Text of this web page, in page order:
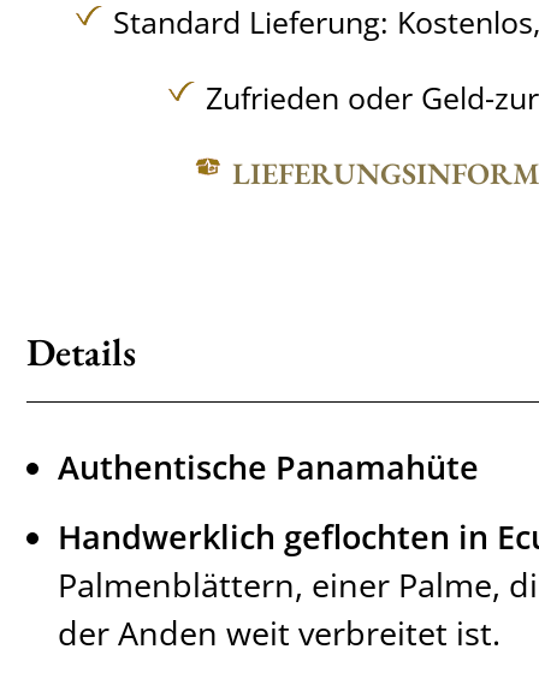
Standard Lieferung:
Zufrieden oder Geld-
Details
Authentische Panamahüte
Handwerklich geflochten in
Palmenblättern, einer Palme,
der Anden weit verbreitet ist.